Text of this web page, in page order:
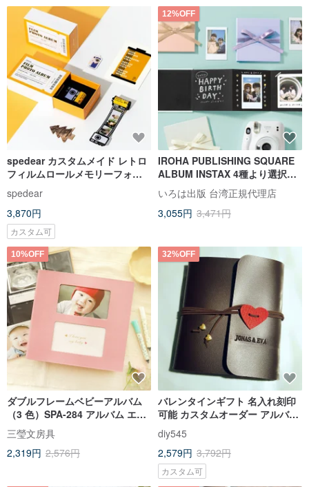
spedear カスタムメイド レトロ
フィルムロールメモリーフォト
アルバム 映画チケット版
spedear
3,870円
カスタム可
12%OFF
IROHA PUBLISHING SQUARE
ALBUM INSTAX 4種より選択可
いろは出版 台湾正規代理店
3,055円 3,471円
10%OFF
ダブルフレームベビーアルバム
（3 色）SPA-284 アルバム エコ
ー写真 記念アルバム
三瑩文房具
2,319円 2,576円
32%OFF
バレンタインギフト 名入れ刻印
可能 カスタムオーダー アルバム
チェキアルバム レザーストラッ
プ ハート型 ルーズリーフ DIYア
ルバム クリエイティブギフト 誕
生日プレゼント カスタムオーダ
ー 記念アルバム
diy545
2,579円 3,792円
カスタム可